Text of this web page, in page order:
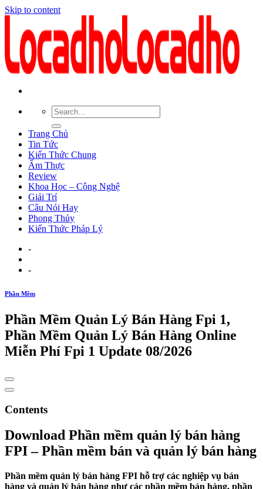
Skip to content
Trang Chủ
Tin Tức
Kiến Thức Chung
Ẩm Thực
Review
Khoa Học – Công Nghệ
Giải Trí
Câu Nói Hay
Phong Thủy
Kiến Thức Pháp Lý
-
-
Phần Mềm
Phần Mềm Quản Lý Bán Hàng Fpi 1,
Phần Mềm Quản Lý Bán Hàng Online
Miễn Phí Fpi 1 Update 08/2026
Contents
Download Phần mềm quản lý bán hàng
FPI – Phần mềm bán và quản lý bán hàng
Phần mềm quản lý bán hàng FPI hỗ trợ các nghiệp vụ bán
hàng và quản lý bán hàng như các phần mềm bán hàng, phần